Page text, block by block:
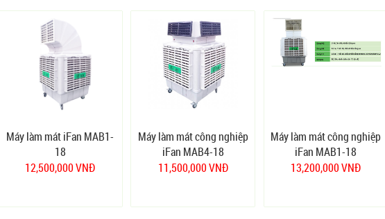
Máy làm mát iFan MAB1-
18
12,500,000 VNĐ
Máy làm mát công nghiệp
iFan MAB4-18
11,500,000 VNĐ
Máy làm mát công nghiệp
iFan MAB1-18
13,200,000 VNĐ